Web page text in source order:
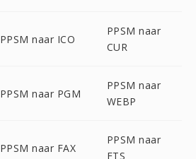
PPSM naar ICO
PPSM naar
CUR
PPSM naar PGM
PPSM naar
WEBP
PPSM naar FAX
PPSM naar
FTS